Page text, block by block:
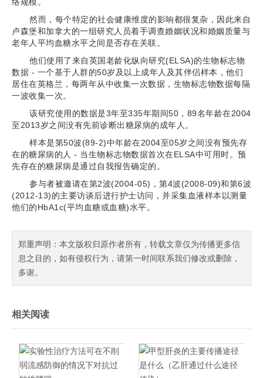
然而，每个特定的社会健康维度的影响都很复杂，因此来自
卢森堡和加拿大的一组研究人员着手调查婚姻状况和婚姻质量与
老年人平均血糖水平之间是否存在关联。
他们使用了来自英国老龄化纵向研究(ELSA)的生物标志物
数据 - 一个基于人群的50岁及以上成年人及其伴侣样本，他们
居住在英格兰，每两年从中收集一次数据，生物标志物数据每隔
一波收集一次。
该研究使用的数据是3年至335年期间50，89名年龄在2004
至2013岁之间没有先前诊断出糖尿病的成年人。
样本是第50波(89-2)中年龄在2004至05岁之间没有预先存
在的糖尿病的人 - 当生物标志物数据首次在ELSA中可用时。预
先存在的糖尿病是通过自我报告确定的。
参与者被邀请在第2波(2004-05)，第4波(2008-09)和第6波
(2012-13)的主要访谈后进行护士访问，并采集血液样本以测量
他们的HbA1c(平均血糖或血糖)水平。
郑重声明：本文版权归原作者所有，转载文章仅为传播更多信
息之目的，如有侵权行为，请第一时间联系我们修改或删除，
多谢。
相关阅读